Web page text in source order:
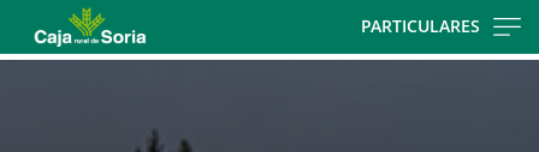
PARTICULARES